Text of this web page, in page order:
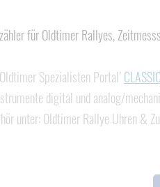
für Oldtimer Rallyes,
Spezialisten Portal’
digital und analog/
unter: Oldtimer Rallye Uhren &